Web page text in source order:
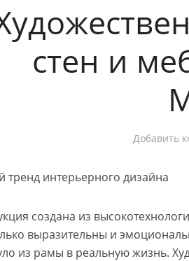
стен и
Добавить
тренд интерьерного дизайна
создана из
выразительны и
из рамы в реальную жизнь.